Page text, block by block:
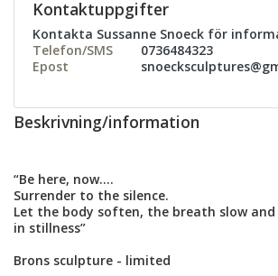
Kontaktuppgifter
Kontakta Sussanne Snoeck för
Telefon/SMS
0736484323
Epost
Beskrivning/information
“Be here, now….
Surrender to the silence.
Let the body soften, the breath slow
in stillness”
Brons sculpture - limited